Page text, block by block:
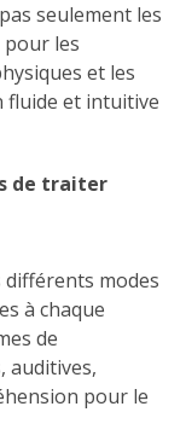
seulement les
pour les
et les
fluide et intuitive
de traiter
différents modes
à chaque
de
auditives,
pour le